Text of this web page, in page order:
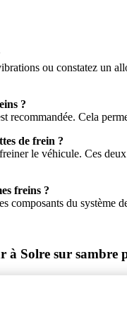
ou constatez un
?
Cela
de frein ?
le véhicule. Ces
freins ?
composants du système
à Solre sur sambre
Bil Car pour
pour